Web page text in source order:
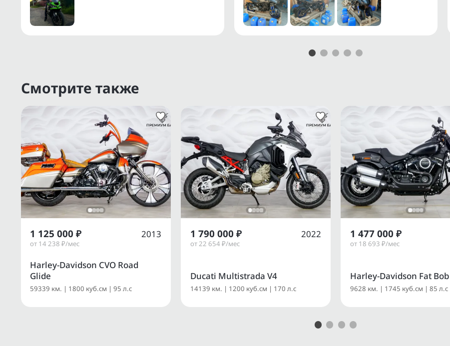
Прямые поставки с аукционов ВDS, JВА, АRАI, АUСNЕТ.
Смотрите также
Harley-Davidson CVO Road
Glide
59339 км. | 1800 куб.см | 95 л.с
1 125 000 ₽
от 14 238 ₽/мес
2013
Ducati Multistrada V4
14139 км. | 1200 куб.см | 170 л.с
1 790 000 ₽
от 22 654 ₽/мес
2022
Harley-Davidson Fat Bob
9628 км. | 1745 куб.см | 85 л.с
1 477 000 ₽
от 18 693 ₽/мес